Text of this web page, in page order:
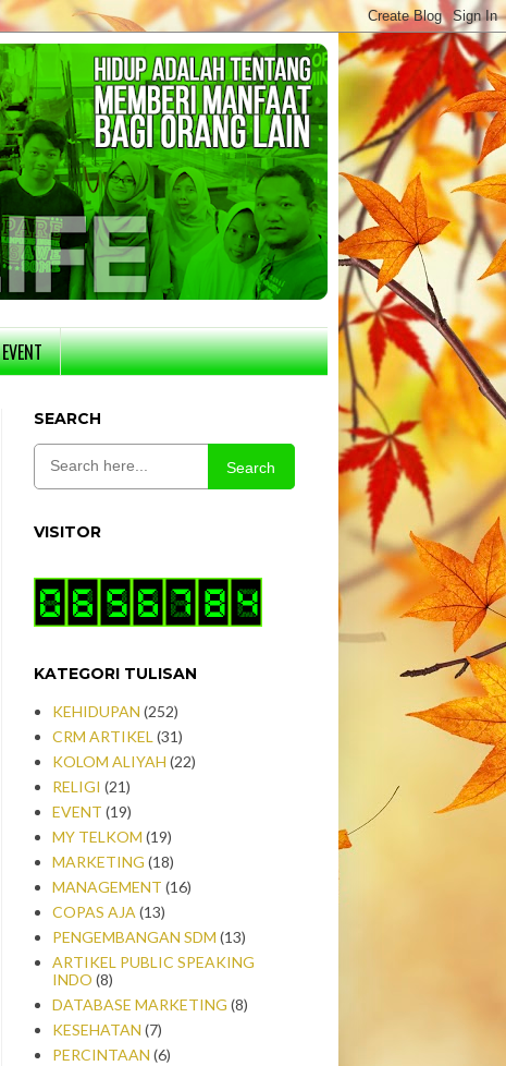
EVENT
SEARCH
Search
VISITOR
KATEGORI TULISAN
KEHIDUPAN (252)
CRM ARTIKEL (31)
KOLOM ALIYAH (22)
RELIGI (21)
EVENT (19)
MY TELKOM (19)
MARKETING (18)
MANAGEMENT (16)
COPAS AJA (13)
PENGEMBANGAN SDM (13)
ARTIKEL PUBLIC SPEAKING
INDO (8)
DATABASE MARKETING (8)
KESEHATAN (7)
PERCINTAAN (6)